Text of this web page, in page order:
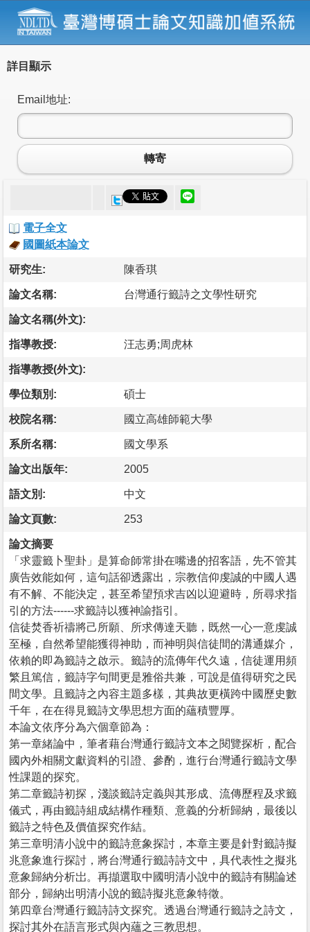
詳目顯示
Email地址:
轉寄
電子全文
國圖紙本論文
研究生: 陳香琪
論文名稱: 台灣通行籤詩之文學性研究
論文名稱(外文):
指導教授: 汪志勇;周虎林
指導教授(外文):
學位類別: 碩士
校院名稱: 國立高雄師範大學
系所名稱: 國文學系
論文出版年: 2005
語文別: 中文
論文頁數: 253
論文摘要
「求靈籤卜聖卦」是算命師常掛在嘴邊的招客語，先不管其
廣告效能如何，這句話卻透露出，宗教信仰虔誠的中國人遇
有不解、不能決定，甚至希望預求吉凶以迎避時，所尋求指
引的方法------求籤詩以獲神諭指引。
信徒焚香祈禱將己所願、所求傳達天聽，既然一心一意虔誠
至極，自然希望能獲得神助，而神明與信徒間的溝通媒介，
依賴的即為籤詩之啟示。籤詩的流傳年代久遠，信徒運用頻
繁且篤信，籤詩字句間更是雅俗共兼，可說是值得研究之民
間文學。且籤詩之內容主題多樣，其典故更橫跨中國歷史數
千年，在在得見籤詩文學思想方面的蘊積豐厚。
本論文依序分為六個章節為：
第一章緒論中，筆者藉台灣通行籤詩文本之閱覽探析，配合
國內外相關文獻資料的引證、參酌，進行台灣通行籤詩文學
性課題的探究。
第二章籤詩初探，淺談籤詩定義與其形成、流傳歷程及求籤
儀式，再由籤詩組成結構作種類、意義的分析歸納，最後以
籤詩之特色及價值探究作結。
第三章明清小說中的籤詩意象探討，本章主要是針對籤詩擬
兆意象進行探討，將台灣通行籤詩詩文中，具代表性之擬兆
意象歸納分析岀。再擷選取中國明清小說中的籤詩有關論述
部分，歸納出明清小說的籤詩擬兆意象特徵。
第四章台灣通行籤詩詩文探究。透過台灣通行籤詩之詩文，
探討其外在語言形式與內蘊之三教思想。